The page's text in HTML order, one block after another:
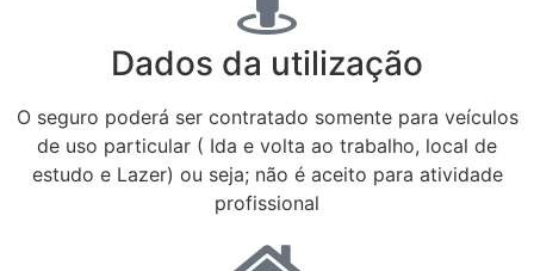
Dados da utilização
O seguro poderá ser contratado somente para veículos
de uso particular ( Ida e volta ao trabalho, local de
estudo e Lazer) ou seja; não é aceito para atividade
profissional